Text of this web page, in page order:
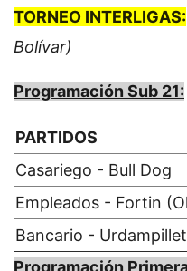
TORNEO INTERLIGAS:
Bolívar)
Programación Sub 21:
PARTIDOS
Casariego - Bull Dog
Empleados - Fortin
Bancario -
Programación